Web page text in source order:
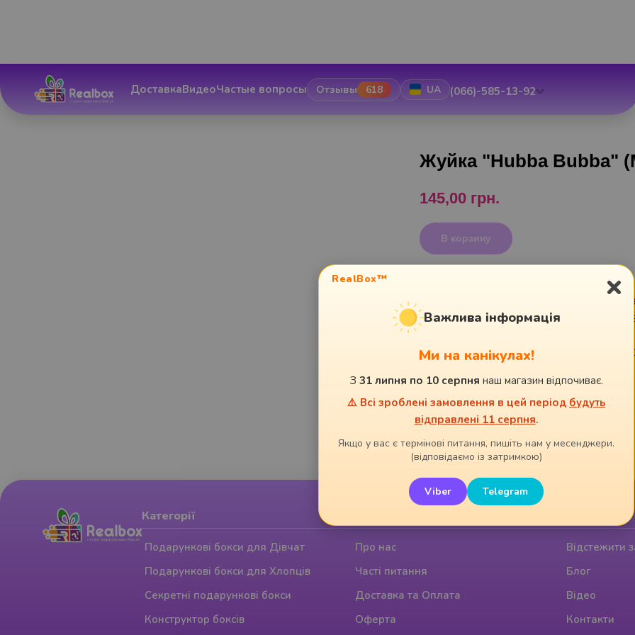
ДоставкаВидеоЧастые вопросы Отзывы 618 UA (066)-585-13-92
Жуйка "Hubba Bubba"
145,00 грн.
В корзину
- жувальна гумка, яка
смакові якості, з можливістю надувати
Жуйка стрічка дозволяє дітям відкусити
RealBox™ ×
Важлива інформація
Ми на канікулах!
З 31 липня по 10 серпня наш магазин відпочиває.
⚠️ Всі зроблені замовлення в цей період будуть
відправлені 11 серпня.
Якщо у вас є термінові питання, пишіть нам у месенджери.
(відповідаємо із затримкою)
Viber Telegram
Категорії
Подарункові бокси для Дівчат
Подарункові бокси для Хлопців
Секретні подарункові бокси
Конструктор боксів
Про нас
Часті питання
Доставка та Оплата
Оферта
Відстежити
Блог
Відео
Контакти